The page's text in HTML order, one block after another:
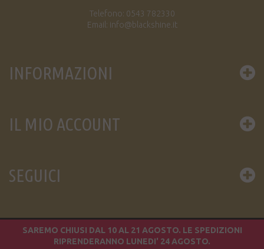
SAREMO CHIUSI DAL 10 AL 21 AGOSTO. LE SPEDIZIONI
RIPRENDERANNO LUNEDI' 24 AGOSTO.
Telefono: 0543 782330
Email: info@blackshine.it
INFORMAZIONI
© 2016 BLACK SHINE DIFFUSION S.A.S. / P.IVA 02049450402
IL MIO ACCOUNT
SEGUICI